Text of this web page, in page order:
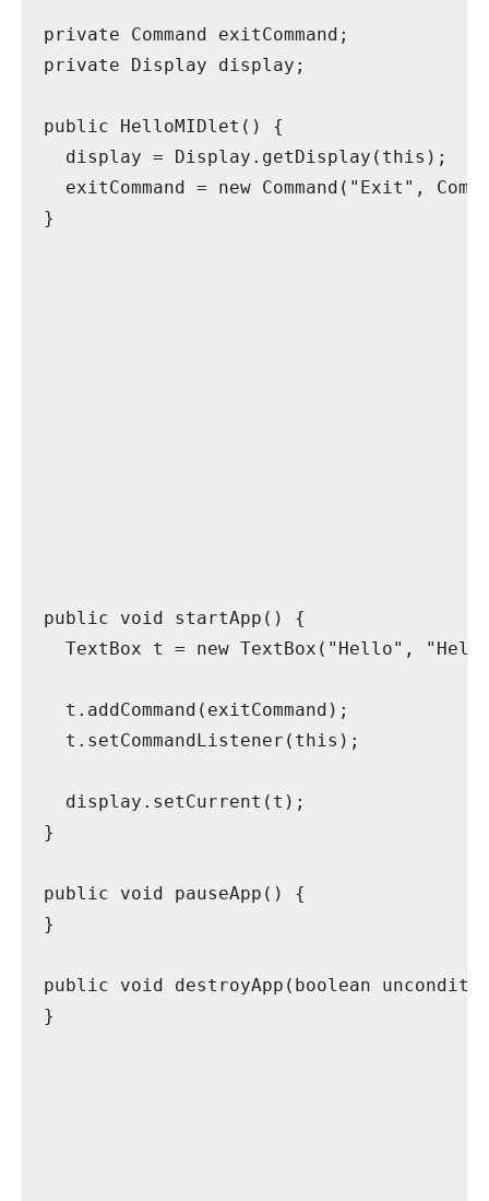
private Command exitCommand;
private Display display;
public HelloMIDlet() {
display = Display.getDisplay(this);
exitCommand = new Command("Exit",
}
public void startApp() {
TextBox t = new TextBox("Hello",
t.addCommand(exitCommand);
t.setCommandListener(this);
display.setCurrent(t);
}
public void pauseApp() {
}
public void destroyApp(boolean
}